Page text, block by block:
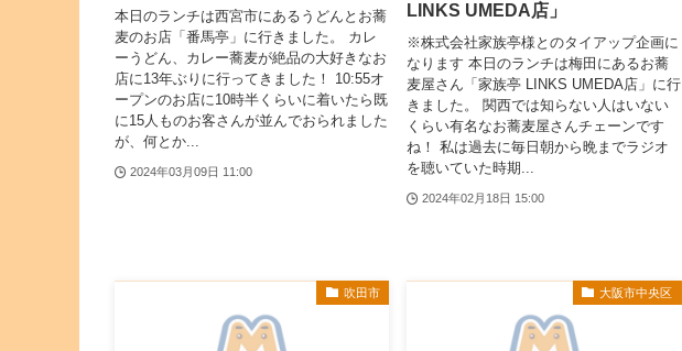
本日のランチは西宮市にあるうどんとお蕎
麦のお店「番馬亭」に行きました。 カレ
ーうどん、カレー蕎麦が絶品の大好きなお
店に13年ぶりに行ってきました！ 10:55オ
ープンのお店に10時半くらいに着いたら既
に15人ものお客さんが並んでおられました
が、何とか...
2024年03月09日 11:00
LINKS UMEDA店」
※株式会社家族亭様とのタイアップ企画に
なります 本日のランチは梅田にあるお蕎
麦屋さん「家族亭 LINKS UMEDA店」に行
きました。 関西では知らない人はいない
くらい有名なお蕎麦屋さんチェーンです
ね！ 私は過去に毎日朝から晩までラジオ
を聴いていた時期...
2024年02月18日 15:00
吹田市 大阪市中央区